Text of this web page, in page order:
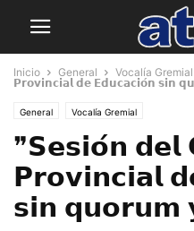
Inicio General Vocalía Gremial
𝗣𝗿𝗼𝘃𝗶𝗻𝗰𝗶𝗮𝗹 𝗱𝗲 𝗘𝗱𝘂𝗰𝗮𝗰𝗶𝗼́𝗻 𝘀𝗶𝗻
General Vocalía Gremial
❞𝗦𝗲𝘀𝗶𝗼́𝗻 𝗱𝗲𝗹
𝗣𝗿𝗼𝘃𝗶𝗻𝗰𝗶𝗮𝗹
𝘀𝗶𝗻 𝗾𝘂𝗼𝗿𝘂𝗺